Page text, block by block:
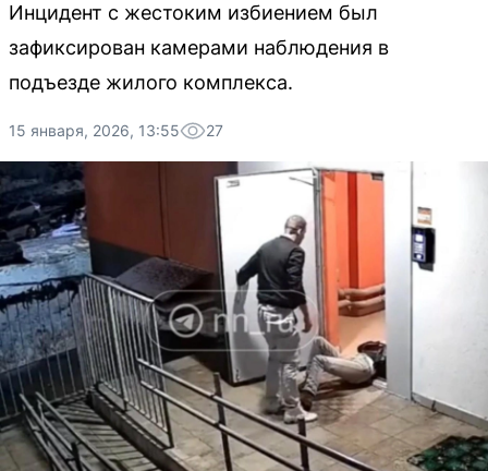
Инцидент с жестоким избиением был
зафиксирован камерами наблюдения в
подъезде жилого комплекса.
15 января, 2026, 13:55 27